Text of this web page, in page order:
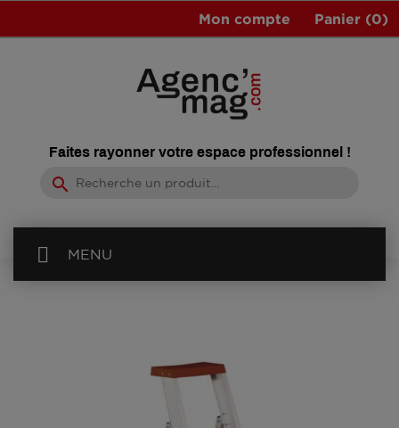
Panier (0)
Mon compte
Faites rayonner votre espace professionnel !
search
MENU